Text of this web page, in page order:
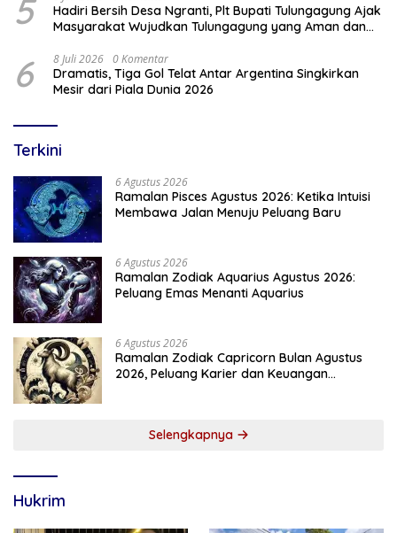
5
Hadiri Bersih Desa Ngranti, Plt Bupati Tulungagung Ajak
Masyarakat Wujudkan Tulungagung yang Aman dan
6 8 Juli 2026 0 Komentar
Dramatis, Tiga Gol Telat Antar Argentina Singkirkan
Mesir dari Piala Dunia 2026
Terkini
6 Agustus 2026
Ramalan Pisces Agustus 2026: Ketika Intuisi
Membawa Jalan Menuju Peluang Baru
6 Agustus 2026
Ramalan Zodiak Aquarius Agustus 2026:
Peluang Emas Menanti Aquarius
6 Agustus 2026
Ramalan Zodiak Capricorn Bulan Agustus
2026, Peluang Karier dan Keuangan
Selengkapnya
Hukrim